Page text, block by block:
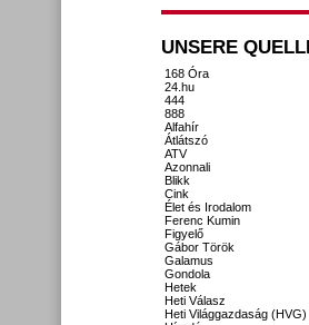
UNSERE
168 Óra
24.hu
444
888
Alfahír
Átlátszó
ATV
Azonnali
Blikk
Cink
Élet és Irodalom
Ferenc Kumin
Figyelő
Gábor Török
Galamus
Gondola
Hetek
Heti Válasz
Heti Világgazdaság (HVG)